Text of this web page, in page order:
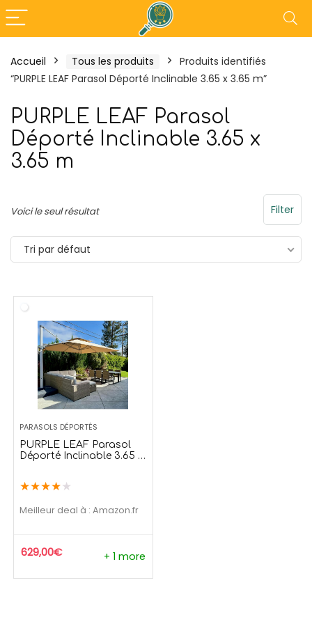
- 18%
Tefal Maxi Plancha XXL –
169,99€ 139,99€
Offre temporaire
Outsunny
Accueil Tous les produits
Produits identifiés
“PURPLE LEAF Parasol Déporté Inclinable 3.65 x 3.65 m”
PURPLE LEAF Parasol
Déporté Inclinable 3.65 x
3.65 m
Filter
Voici le seul résultat
Tri par défaut
PARASOLS DÉPORTÉS
PURPLE LEAF Parasol
Déporté Inclinable 3.65 x
★★★★★
Meilleur deal à : Amazon.fr
629,00€ + 1 more